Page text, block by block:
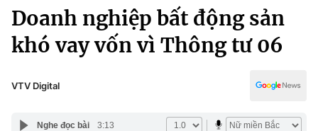
Chuyên mục
Chính trị
Pháp luật
Kinh tế
Thể thao
Truyền hình
Y tế
Công nghệ
Doanh nghiệp bất động sản
khó vay vốn vì Thông tư 06
VTV Digital
Nghe đọc bài 3:13